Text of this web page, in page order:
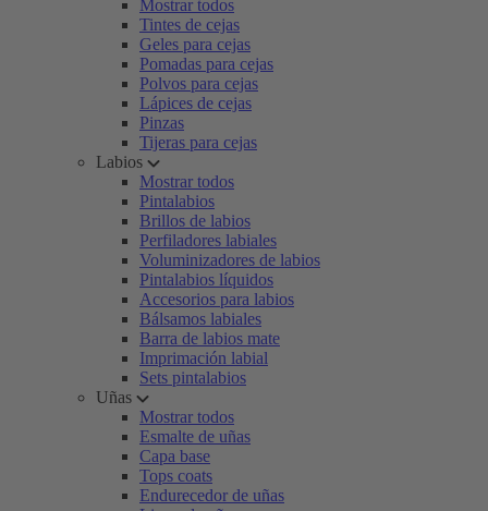
Mostrar todos
Tintes de cejas
Geles para cejas
Pomadas para cejas
Polvos para cejas
Lápices de cejas
Pinzas
Tijeras para cejas
Labios
Mostrar todos
Pintalabios
Brillos de labios
Perfiladores labiales
Voluminizadores de labios
Pintalabios líquidos
Accesorios para labios
Bálsamos labiales
Barra de labios mate
Imprimación labial
Sets pintalabios
Uñas
Mostrar todos
Esmalte de uñas
Capa base
Tops coats
Endurecedor de uñas